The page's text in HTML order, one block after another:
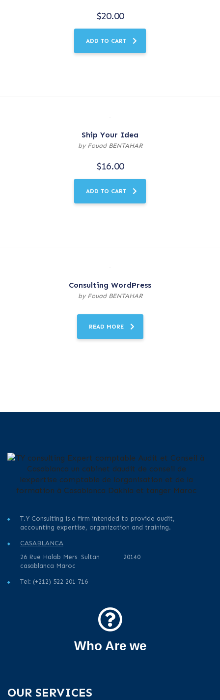
$20.00
ADD TO CART
Ship Your Idea
by Fouad BENTAHAR
$16.00
ADD TO CART
Consulting WordPress
by Fouad BENTAHAR
READ MORE
T.Y Consulting is a firm intended to provide audit,
accounting expertise, organization and training.
CASABLANCA
26 Rue Halab Mers Sultan 20140
casablanca Maroc
Tel: (+212) 522 201 716
Who Are we
OUR SERVICES